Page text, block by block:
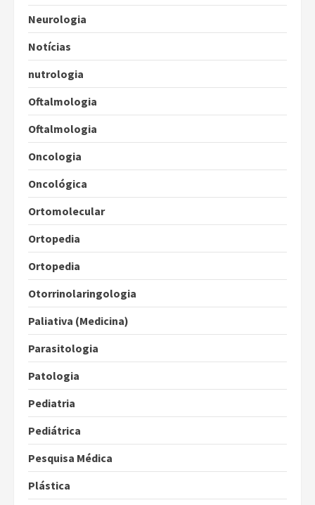
Neurologia
Notícias
nutrologia
Oftalmologia
Oftalmologia
Oncologia
Oncológica
Ortomolecular
Ortopedia
Ortopedia
Otorrinolaringologia
Paliativa (Medicina)
Parasitologia
Patologia
Pediatria
Pediátrica
Pesquisa Médica
Plástica